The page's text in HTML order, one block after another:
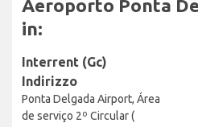
Aeroporto Ponta
in:
Interrent (Gc)
Indirizzo
Ponta Delgada Airport, Área
de serviço 2º Circular (